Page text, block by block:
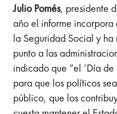
Julio Pomés, presidente
año el informe
la Seguridad Social y
punto a las
indicado que “el ‘Día
para que los políticos
público, que los